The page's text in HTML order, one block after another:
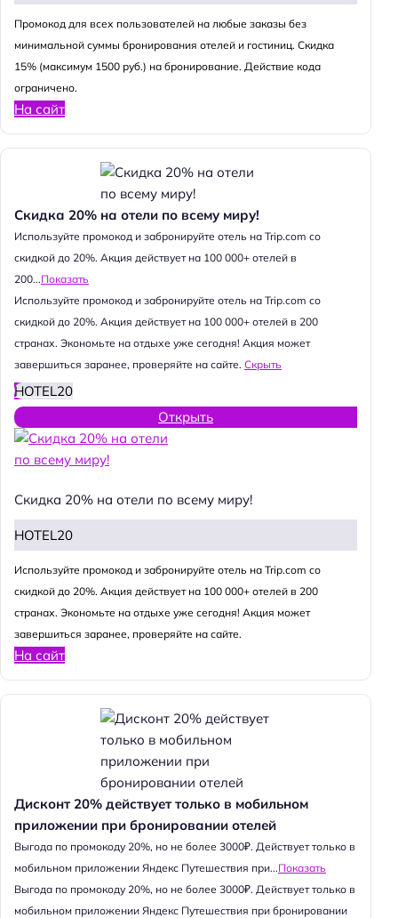
Промокод для всех пользователей на любые заказы без
минимальной суммы бронирования отелей и гостиниц. Скидка
15% (максимум 1500 руб.) на бронирование. Действие кода
ограничено.
На сайт
Скидка 20% на отели по всему миру!
Используйте промокод и забронируйте отель на Trip.com со
скидкой до 20%. Акция действует на 100 000+ отелей в
200...Показать
Используйте промокод и забронируйте отель на Trip.com со
скидкой до 20%. Акция действует на 100 000+ отелей в 200
странах. Экономьте на отдыхе уже сегодня! Акция может
завершиться заранее, проверяйте на сайте. Скрыть
HOTEL20
Открыть
Скидка 20% на отели по всему миру!
HOTEL20
Используйте промокод и забронируйте отель на Trip.com со
скидкой до 20%. Акция действует на 100 000+ отелей в 200
странах. Экономьте на отдыхе уже сегодня! Акция может
завершиться заранее, проверяйте на сайте.
На сайт
Дисконт 20% действует только в мобильном
приложении при бронировании отелей
Выгода по промокоду 20%, но не более 3000₽. Действует только в
мобильном приложении Яндекс Путешествия при...Показать
Выгода по промокоду 20%, но не более 3000₽. Действует только в
мобильном приложении Яндекс Путешествия при бронировании